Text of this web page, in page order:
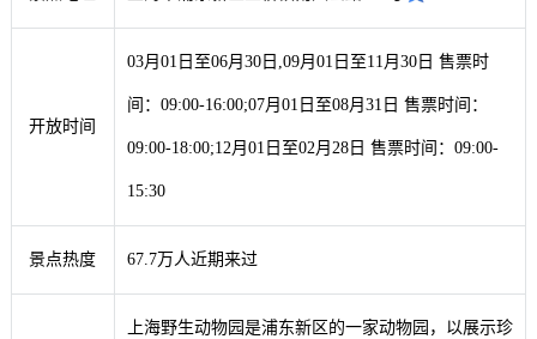
开放时间
03月01日至06月30日,09月01日至11月30日 售票时
间：09:00-16:00;07月01日至08月31日 售票时间：
09:00-18:00;12月01日至02月28日 售票时间：09:00-
15:30
景点热度 67.7万人近期来过
上海野生动物园是浦东新区的一家动物园，以展示珍